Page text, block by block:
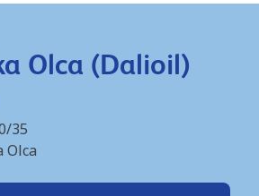
Olca (Dalioil)
35
Olca